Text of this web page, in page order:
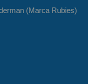
(Marca Rubies)